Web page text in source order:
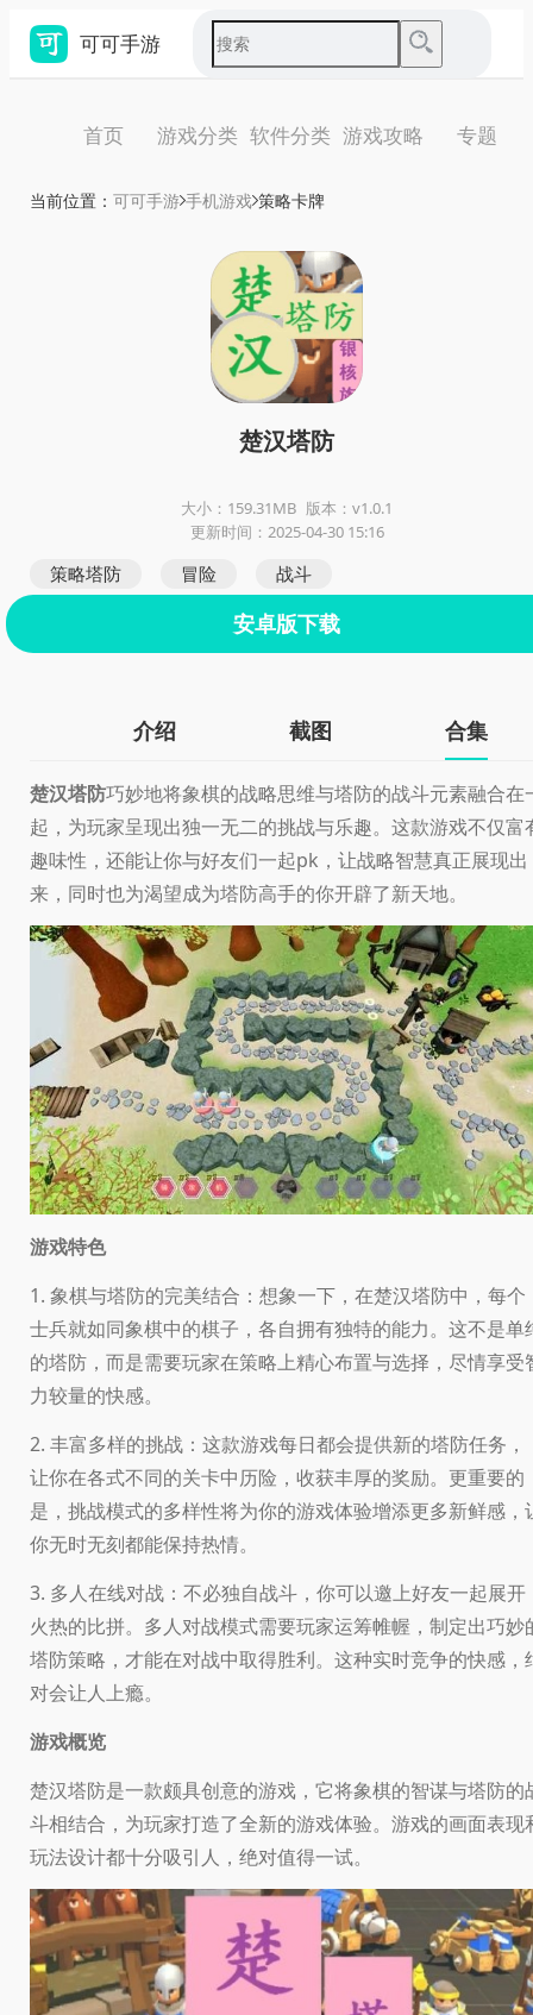
可可手游
首页 游戏分类 软件分类 游戏攻略 专题
当前位置： 可可手游 手机游戏 策略卡牌
楚汉塔防
大小：159.31MB 版本：v1.0.1
更新时间：2025-04-30 15:16
策略塔防 冒险 战斗
安卓版下载
介绍 截图 合集
楚汉塔防巧妙地将象棋的战略思维与塔防的战斗元素融合在
起，为玩家呈现出独一无二的挑战与乐趣。这款游戏不仅富
趣味性，还能让你与好友们一起pk，让战略智慧真正展现出
来，同时也为渴望成为塔防高手的你开辟了新天地。
游戏特色
1. 象棋与塔防的完美结合：想象一下，在楚汉塔防中，每个
士兵就如同象棋中的棋子，各自拥有独特的能力。这不是单
的塔防，而是需要玩家在策略上精心布置与选择，尽情享受
力较量的快感。
2. 丰富多样的挑战：这款游戏每日都会提供新的塔防任务，
让你在各式不同的关卡中历险，收获丰厚的奖励。更重要的
是，挑战模式的多样性将为你的游戏体验增添更多新鲜感，
你无时无刻都能保持热情。
3. 多人在线对战：不必独自战斗，你可以邀上好友一起展开
火热的比拼。多人对战模式需要玩家运筹帷幄，制定出巧妙
塔防策略，才能在对战中取得胜利。这种实时竞争的快感，
对会让人上瘾。
游戏概览
楚汉塔防是一款颇具创意的游戏，它将象棋的智谋与塔防的
斗相结合，为玩家打造了全新的游戏体验。游戏的画面表现
玩法设计都十分吸引人，绝对值得一试。